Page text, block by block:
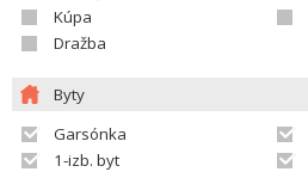
Kúpa
Dražba
Byty
Garsónka
1-izb. byt